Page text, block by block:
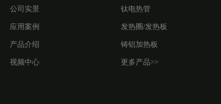
公司实景
应用案例
产品介绍
视频中心
钛电热管
发热圈/发热板
铸铝加热板
更多产品>>